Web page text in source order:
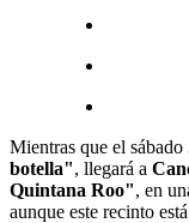
Mientras que el
botella", llegará a
Quintana Roo", en
aunque este recinto